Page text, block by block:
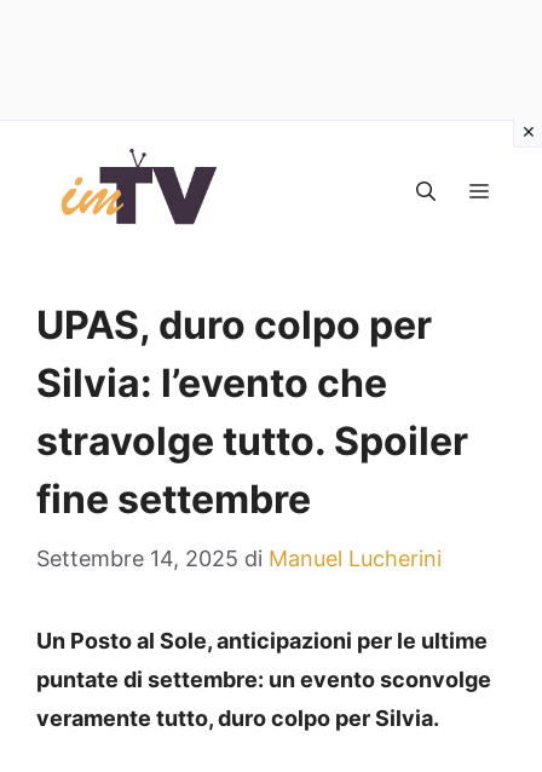
contenuto
UPAS, duro colpo per
Silvia: l’evento che
stravolge tutto. Spoiler
fine settembre
Settembre 14, 2025 di Manuel Lucherini
Un Posto al Sole, anticipazioni per le ultime
puntate di settembre: un evento sconvolge
veramente tutto, duro colpo per Silvia.